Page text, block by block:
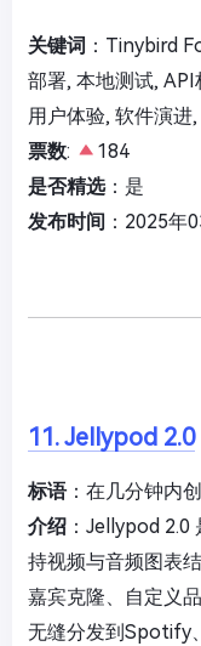
关键词 ：Tinybird
部署, 本地测试,
用户体验, 软件演进
票数:
184
是否精选：是
发布时间 ：2025年
11. Jellypod 2.0
标语：在几分钟内
介绍 ：Jellypod
持视频与音频图表
嘉宾克隆、自定义
无缝分发到Spotify